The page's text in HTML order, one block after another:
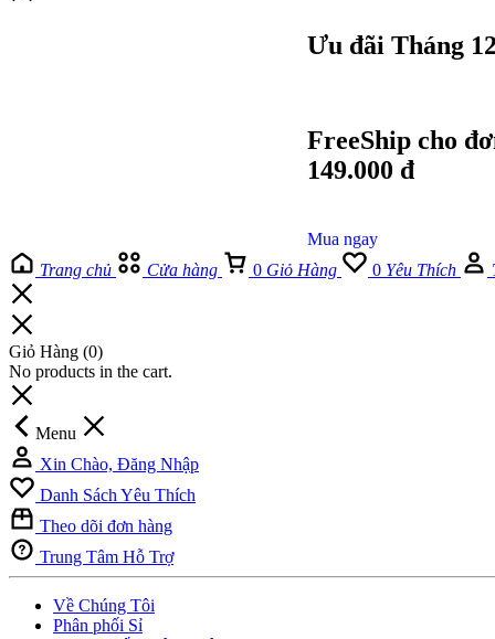
Ưu đãi Tháng 12
FreeShip cho
149.000 đ
Mua ngay
Trang chủ
Cửa hàng 0 Giỏ Hàng 0 Yêu Thích
Giỏ Hàng (0)
No products in the cart.
Menu
Xin Chào, Đăng Nhập
Danh Sách Yêu Thích
Theo dõi đơn hàng
Trung Tâm Hỗ Trợ
Về Chúng Tôi
Phân phối Sỉ